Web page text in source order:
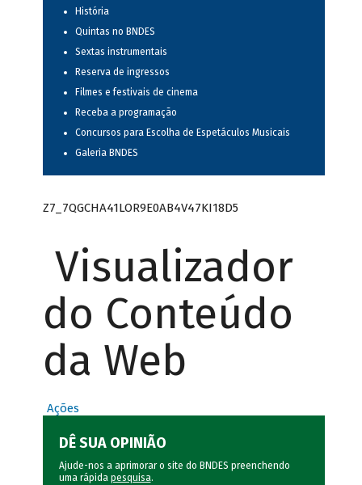
História
Quintas no BNDES
Sextas instrumentais
Reserva de ingressos
Filmes e festivais de cinema
Receba a programação
Concursos para Escolha de Espetáculos Musicais
Galeria BNDES
Z7_7QGCHA41LOR9E0AB4V47KI18D5
Visualizador
do Conteúdo
da Web
Ações
DÊ SUA OPINIÃO
Ajude-nos a aprimorar o site do BNDES preenchendo
uma rápida pesquisa.